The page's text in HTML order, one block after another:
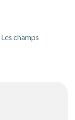
Les champs